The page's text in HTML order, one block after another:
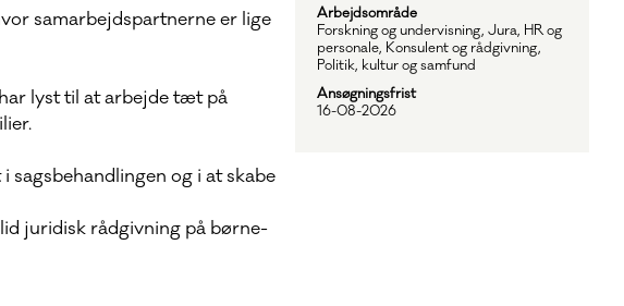
samarbejdspartnerne er lige
lyst til at arbejde tæt på
og i at skabe
juridisk rådgivning på børne-
Arbejdsområde
Forskning og undervisning, Jura, HR og
personale, Konsulent og rådgivning,
Politik, kultur og samfund
Ansøgningsfrist
16-08-2026